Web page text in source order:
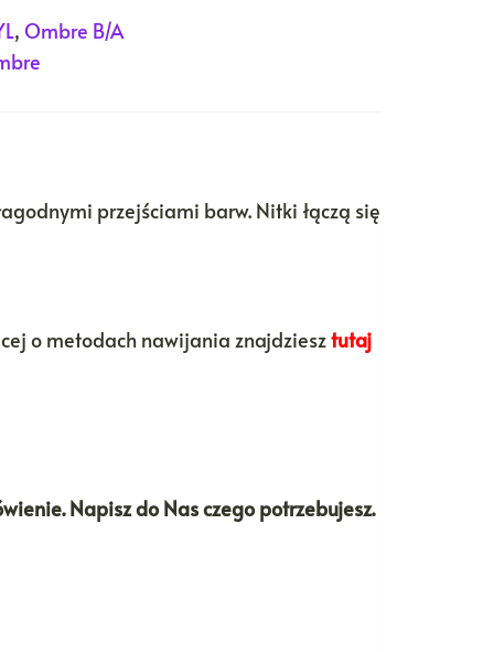
, Ombre B/A
przejściami barw. Nitki łączą się
o metodach nawijania znajdziesztutaj
Napisz do Nas czego potrzebujesz.